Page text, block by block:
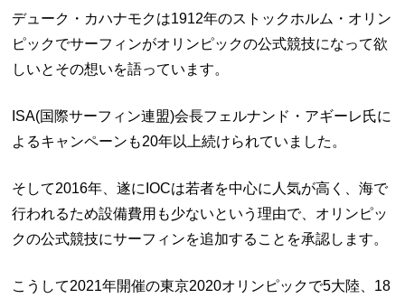
デューク・カハナモクは1912年のストックホルム・オリン
ピックでサーフィンがオリンピックの公式競技になって欲
しいとその想いを語っています。
ISA(国際サーフィン連盟)会長フェルナンド・アギーレ氏に
よるキャンペーンも20年以上続けられていました。
そして2016年、遂にIOCは若者を中心に人気が高く、海で
行われるため設備費用も少ないという理由で、オリンピッ
クの公式競技にサーフィンを追加することを承認します。
こうして2021年開催の東京2020オリンピックで5大陸、18